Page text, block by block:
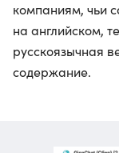
компаниям, чьи
на английском,
русскоязычная
содержание.